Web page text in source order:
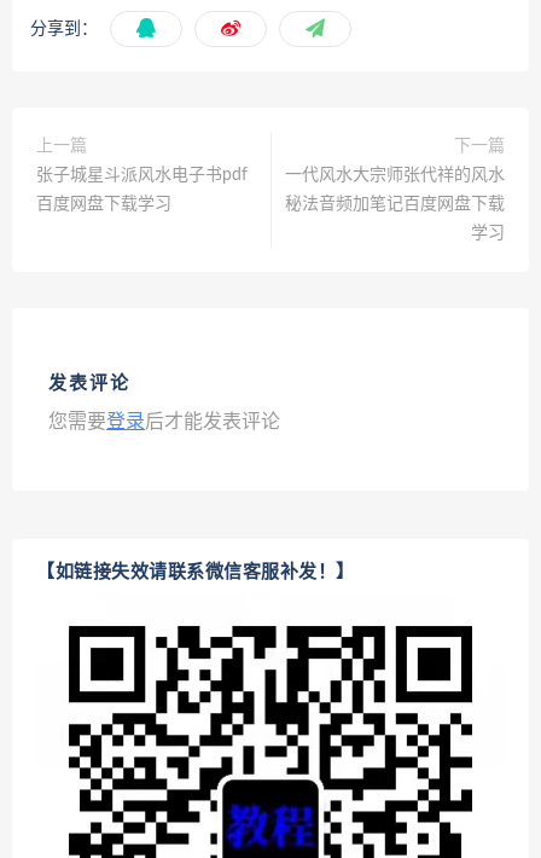
分享到：
上一篇
张子城星斗派风水电子书pdf
百度网盘下载学习
下一篇
一代风水大宗师张代祥的风水
秘法音频加笔记百度网盘下载
学习
发表评论
您需要登录后才能发表评论
【如链接失效请联系微信客服补发！】